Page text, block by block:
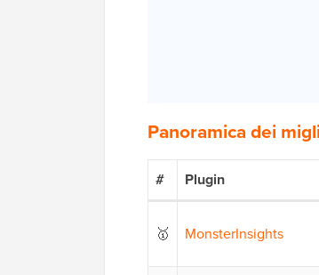
Panoramica dei
# Plugin
🥇 MonsterInsights